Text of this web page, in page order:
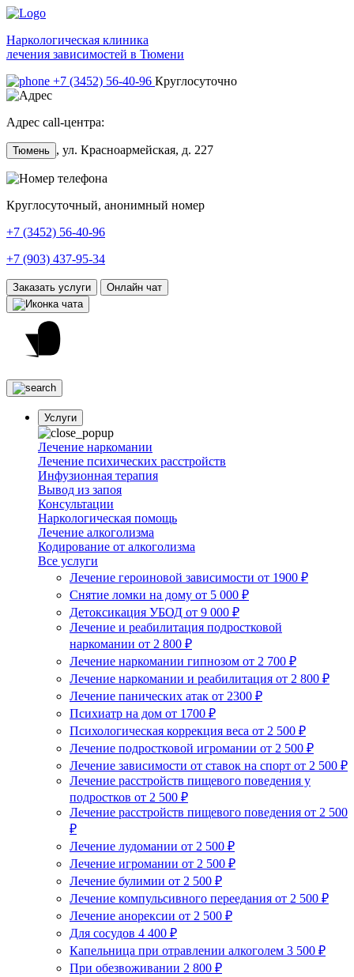
Наркологическая клиника
лечения зависимостей в Тюмени
+7 (3452) 56-40-96 Круглосуточно
Адрес call-центра:
Тюмень , ул. Красноармейская, д. 227
Круглосуточный, анонимный номер
+7 (3452) 56-40-96
+7 (903) 437-95-34
Заказать услуги Онлайн чат
Услуги
Лечение наркомании
Лечение психических расстройств
Инфузионная терапия
Вывод из запоя
Консультации
Наркологическая помощь
Лечение алкоголизма
Кодирование от алкоголизма
Все услуги
Лечение героиновой зависимости от 1900 ₽
Снятие ломки на дому от 5 000 ₽
Детоксикация УБОД от 9 000 ₽
Лечение и реабилитация подростковой
наркомании от 2 800 ₽
Лечение наркомании гипнозом от 2 700 ₽
Лечение наркомании и реабилитация от 2 800 ₽
Лечение панических атак от 2300 ₽
Психиатр на дом от 1700 ₽
Психологическая коррекция веса от 2 500 ₽
Лечение подростковой игромании от 2 500 ₽
Лечение зависимости от ставок на спорт от 2 500 ₽
Лечение расстройств пищевого поведения у
подростков от 2 500 ₽
Лечение расстройств пищевого поведения от 2 500
₽
Лечение лудомании от 2 500 ₽
Лечение игромании от 2 500 ₽
Лечение булимии от 2 500 ₽
Лечение компульсивного переедания от 2 500 ₽
Лечение анорексии от 2 500 ₽
Для сосудов 4 400 ₽
Капельница при отравлении алкоголем 3 500 ₽
При обезвоживании 2 800 ₽